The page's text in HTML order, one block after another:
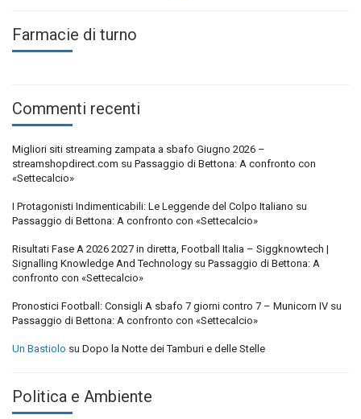
Farmacie di turno
Commenti recenti
Migliori siti streaming zampata a sbafo Giugno 2026 –
streamshopdirect.com su Passaggio di Bettona: A confronto con
«Settecalcio»
I Protagonisti Indimenticabili: Le Leggende del Colpo Italiano su
Passaggio di Bettona: A confronto con «Settecalcio»
Risultati Fase A 2026 2027 in diretta, Football Italia – Siggknowtech |
Signalling Knowledge And Technology su Passaggio di Bettona: A
confronto con «Settecalcio»
Pronostici Football: Consigli A sbafo 7 giorni contro 7 – Municorn IV su
Passaggio di Bettona: A confronto con «Settecalcio»
Un Bastiolo su Dopo la Notte dei Tamburi e delle Stelle
Politica e Ambiente